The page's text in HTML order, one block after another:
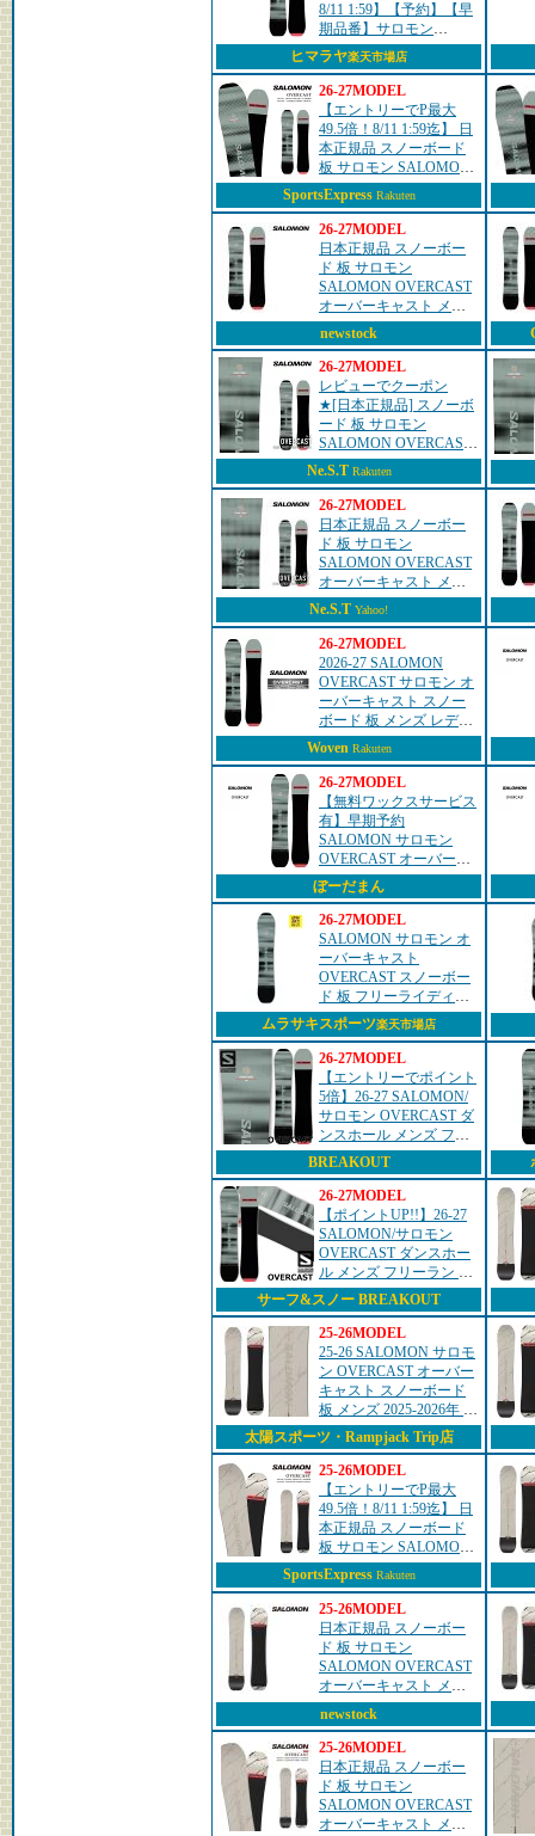
8/11 1:59】【予約】【早
期品番】サロモン
(SALOMON) スノーボー
ド 板 メンズ レディース
L45566400 ...
ヒマラヤ楽天市場店
26-27MODEL
【エントリーでP最大
49.5倍！8/11 1:59迄】 日
本正規品 スノーボード
板 サロモン SALOMON
OVERCAST オーバーキ
ャスト メンズ レディー
ス 26-27
SportsExpress Rakuten
26-27MODEL
日本正規品 スノーボー
ド 板 サロモン
SALOMON OVERCAST
オーバーキャスト メン
ズ レディース 26-27
newstock
26-27MODEL
レビューでクーポン
★[日本正規品] スノーボ
ード 板 サロモン
SALOMON OVERCAST
オーバーキャスト メン
ズ レディース 26-27
Ne.S.T Rakuten
26-27MODEL
日本正規品 スノーボー
ド 板 サロモン
SALOMON OVERCAST
オーバーキャスト メン
ズ レディース 26-27
Ne.S.T Yahoo!
26-27MODEL
2026-27 SALOMON
OVERCAST サロモン オ
ーバーキャスト スノー
ボード 板 メンズ レディ
ース 26-27 日本正規品
Woven Rakuten
26-27MODEL
【無料ワックスサービス
有】早期予約
SALOMON サロモン
OVERCAST オーバーキ
ャスト 26-27 2027 スノー
ボード 板
ぼーだまん
26-27MODEL
SALOMON サロモン オ
ーバーキャスト
OVERCAST スノーボー
ド 板 フリーライディン
グ メンズ 26-27 早期購入
ムラサキスポーツ楽天市場店
26-27MODEL
【エントリーでポイント
5倍】26-27 SALOMON/
サロモン OVERCAST ダ
ンスホール メンズ フリ
ーラン スノーボード 板
2027 予約商品
BREAKOUT
26-27MODEL
【ポイントUP!!】26-27
SALOMON/サロモン
OVERCAST ダンスホー
ル メンズ フリーラン ス
ノーボード 板 2027 予約
商品
サーフ&スノー BREAKOUT
25-26MODEL
25-26 SALOMON サロモ
ン OVERCAST オーバー
キャスト スノーボード
板 メンズ 2025-2026年 フ
リーライド L49185400
太陽スポーツ・Rampjack Trip店
25-26MODEL
【エントリーでP最大
49.5倍！8/11 1:59迄】 日
本正規品 スノーボード
板 サロモン SALOMON
OVERCAST オーバーキ
ャスト メンズ 25-26
SportsExpress Rakuten
25-26MODEL
日本正規品 スノーボー
ド 板 サロモン
SALOMON OVERCAST
オーバーキャスト メン
ズ 25-26
newstock
25-26MODEL
日本正規品 スノーボー
ド 板 サロモン
SALOMON OVERCAST
オーバーキャスト メン